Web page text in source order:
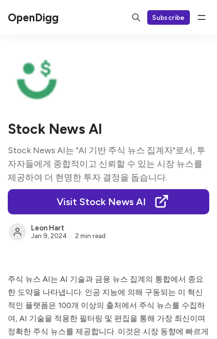
OpenDigg Subscribe
Stock News AI
Stock News AI는 "AI 기반 주식 뉴스 집계자"로서, 투
자자들에게 종합적이고 신뢰할 수 있는 시장 뉴스를
제공하여 더 현명한 투자 결정을 돕습니다.
Visit Stock News AI
Leon Hart
Jan 9, 2024 2 min read
주식 뉴스 AI는 AI 기술과 금융 뉴스 집계의 통합에서 중요
한 도약을 나타냅니다. 인공 지능에 의해 구동되는 이 혁신
적인 플랫폼은 100개 이상의 출처에서 주식 뉴스를 수집하
여, AI 기술을 적용한 필터링 및 편집을 통해 가장 최신이며
정확한 주식 뉴스를 제공합니다. 이것은 시장 동향에 빠르게